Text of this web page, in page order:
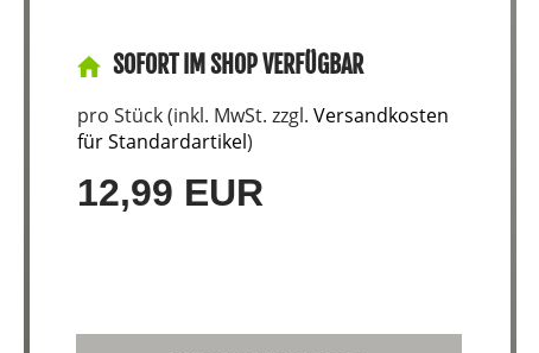
SOFORT IM SHOP VERFÜGBAR
pro Stück (inkl. MwSt. zzgl. Versandkosten
für Standardartikel)
12,99 EUR